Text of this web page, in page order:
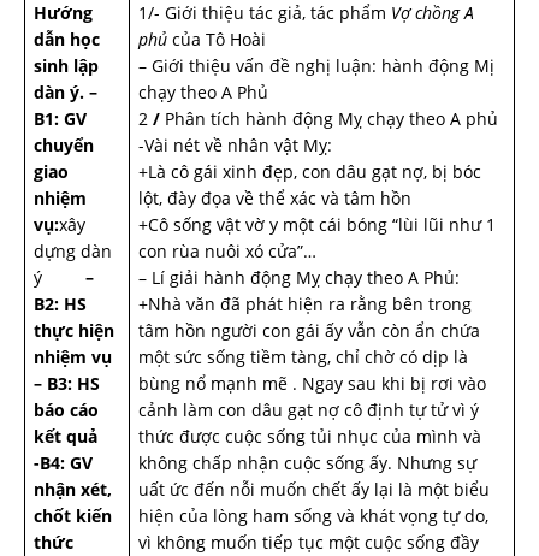
Hướng
dẫn học
sinh lập
dàn ý. –
B1: GV
chuyển
giao
nhiệm
vụ:xây
dựng dàn
ý
–
B2: HS
thực hiện
nhiệm vụ
– B3: HS
báo cáo
kết quả
-B4: GV
nhận xét,
chốt kiến
thức
1/- Giới thiệu tác giả, tác phẩm Vợ chồng A
phủ của Tô Hoài
– Giới thiệu vấn đề nghị luận: hành động Mị
chạy theo A Phủ
2 / Phân tích hành động Mỵ chạy theo A phủ
-Vài nét về nhân vật Mỵ:
+Là cô gái xinh đẹp, con dâu gạt nợ, bị bóc
lột, đày đọa về thể xác và tâm hồn
+Cô sống vật vờ y một cái bóng “lùi lũi như 1
con rùa nuôi xó cửa”…
– Lí giải hành động Mỵ chạy theo A Phủ:
+Nhà văn đã phát hiện ra rằng bên trong
tâm hồn người con gái ấy vẫn còn ẩn chứa
một sức sống tiềm tàng, chỉ chờ có dịp là
bùng nổ mạnh mẽ . Ngay sau khi bị rơi vào
cảnh làm con dâu gạt nợ cô định tự tử vì ý
thức được cuộc sống tủi nhục của mình và
không chấp nhận cuộc sống ấy. Nhưng sự
uất ức đến nỗi muốn chết ấy lại là một biểu
hiện của lòng ham sống và khát vọng tự do,
vì không muốn tiếp tục một cuộc sống đầy